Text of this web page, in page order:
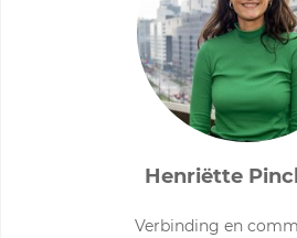
Henriëtte
Verbinding en